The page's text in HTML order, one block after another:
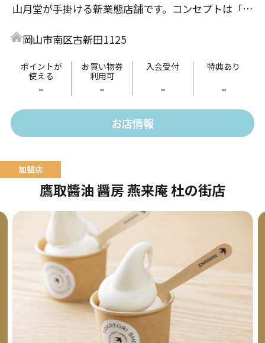
山月堂が手掛ける新業態店舗です。コンセプトは「気
け、食事メニューは岡山市で半世紀以上続く「増田豆
富店」とのコラボレーション。揚げ出し豆富や豆富丼
等、ヘルシーかつボリュームたっぷりのお食事をご提
供します。
岡山市南区古新田1125
ポイントが
使える
-
お買い物券
利用可
-
入会受付
-
特典あり
-
お店情報
鷹取醬油 醤房 燕来庵 杜の街店